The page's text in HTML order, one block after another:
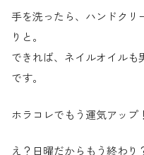
手を洗ったら、ハンドクリ
りと。
できれば、ネイルオイルも
です。
ホラコレでもう運気アップ
え？日曜だからもう終わり